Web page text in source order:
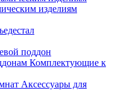
изделиям
поддон
Комплектующие к
Аксессуары для